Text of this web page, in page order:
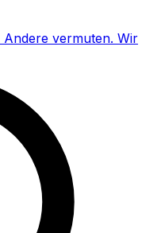
Andere vermuten. Wir